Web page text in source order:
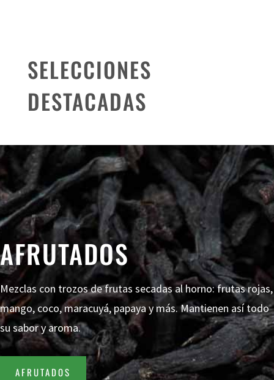
SELECCIONES
DESTACADAS
AFRUTADOS
Mezclas con trozos de frutas secadas al horno: frutas rojas,
mango, coco, maracuyá, papaya y más. Mantienen así todo
su sabor y aroma.
AFRUTADOS